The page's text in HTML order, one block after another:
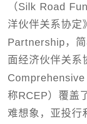
（Silk Road
洋伙伴关系协
Partnership，
面经济伙伴关系
称RCEP）覆盖
难想象，亚投行